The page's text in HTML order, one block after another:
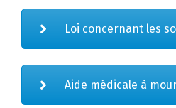
Loi concernant les
Aide médicale à